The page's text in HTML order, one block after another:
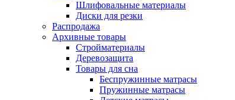
Шлифовальные материалы
Диски для резки
Распродажа
Архивные товары
Стройматериалы
Деревозащита
Товары для сна
Беспружинные матрасы
Пружинные матрасы